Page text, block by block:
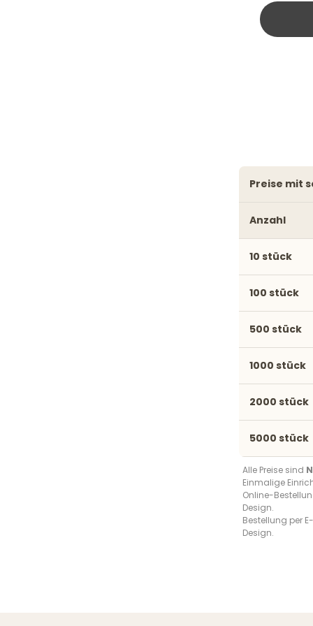
preise mit
Anzahl
10 stück
100 stück
500 stück
1000 stück
2000 stück
5000 stück
Alle Preise sind
Einmalige
Online-
Design.
Bestellung per
Design.